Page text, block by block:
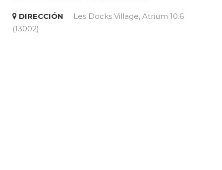
DIRECCIÓN
Les Docks Village, Atrium 10.6
(13002)